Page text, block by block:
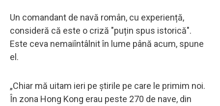
Un comandant de navă român, cu experiență,
consideră că este o criză "puțin spus istorică".
Este ceva nemaiîntâlnit în lume până acum, spune
el.
„Chiar mă uitam ieri pe știrile pe care le primim noi.
În zona Hong Kong erau peste 270 de nave, din